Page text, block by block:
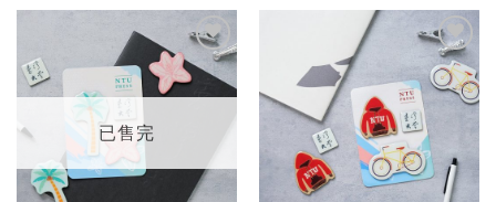
加入
「願
望輕
已售完
加入
「願
望輕